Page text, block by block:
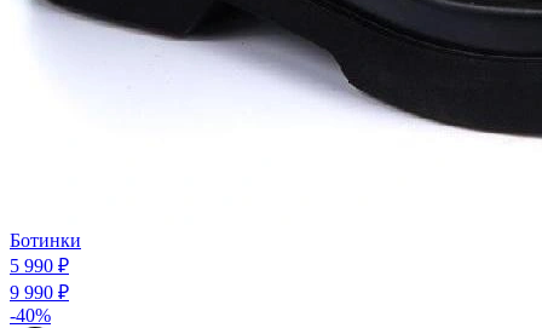
Ботинки
5 990 ₽
9 990 ₽
-40%